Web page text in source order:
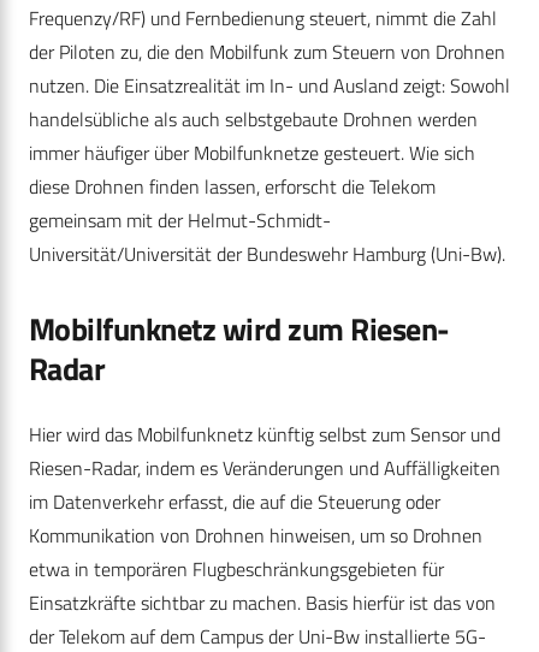
Frequenzy/RF) und Fernbedienung steuert, nimmt die Zahl
der Piloten zu, die den Mobilfunk zum Steuern von Drohnen
nutzen. Die Einsatzrealität im In- und Ausland zeigt: Sowohl
handelsübliche als auch selbstgebaute Drohnen werden
immer häufiger über Mobilfunknetze gesteuert. Wie sich
diese Drohnen finden lassen, erforscht die Telekom
gemeinsam mit der Helmut-Schmidt-
Universität/Universität der Bundeswehr Hamburg (Uni-Bw).
Mobilfunknetz wird zum Riesen-
Radar
Hier wird das Mobilfunknetz künftig selbst zum Sensor und
Riesen-Radar, indem es Veränderungen und Auffälligkeiten
im Datenverkehr erfasst, die auf die Steuerung oder
Kommunikation von Drohnen hinweisen, um so Drohnen
etwa in temporären Flugbeschränkungsgebieten für
Einsatzkräfte sichtbar zu machen. Basis hierfür ist das von
der Telekom auf dem Campus der Uni-Bw installierte 5G-